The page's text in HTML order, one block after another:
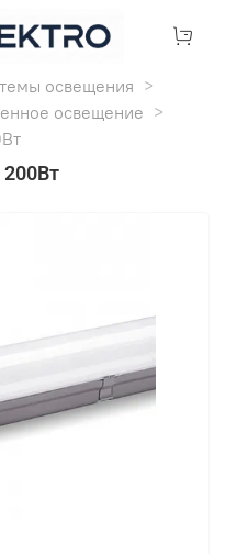
освещения
освещение